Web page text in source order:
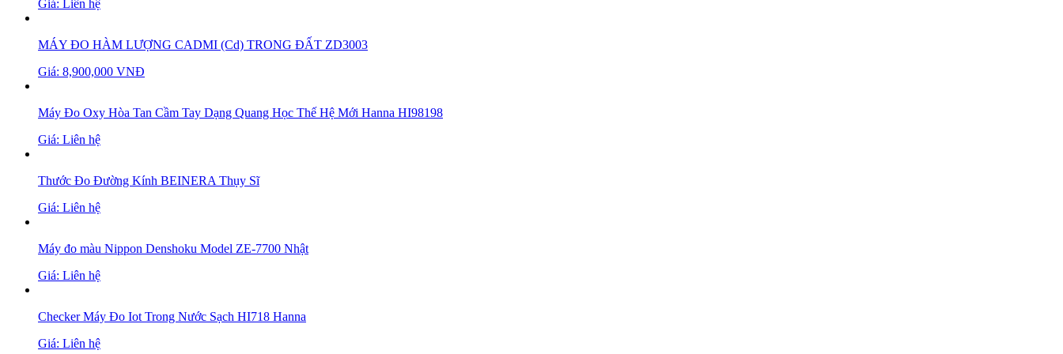
Giá: Liên hệ
MÁY ĐO HÀM LƯỢNG CADMI (Cd) TRONG ĐẤT ZD3003
Giá: 8,900,000 VNĐ
Máy Đo Oxy Hòa Tan Cầm Tay Dạng Quang Học Thế Hệ Mới Hanna HI98198
Giá: Liên hệ
Thước Đo Đường Kính BEINERA Thụy Sĩ
Giá: Liên hệ
Máy đo màu Nippon Denshoku Model ZE-7700 Nhật
Giá: Liên hệ
Checker Máy Đo Iot Trong Nước Sạch HI718 Hanna
Giá: Liên hệ